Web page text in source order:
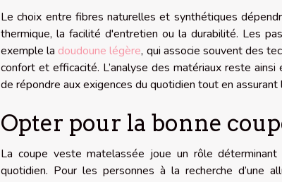
Le choix entre fibres naturelles et synthétiques
thermique, la facilité d'entretien ou la durabilité. Les
exemple la doudoune légère, qui associe souvent des
confort et efficacité. L’analyse des matériaux reste
de répondre aux exigences du quotidien tout en
Opter pour la bonne
La coupe veste matelassée joue un rôle
quotidien. Pour les personnes à la recherche d’une